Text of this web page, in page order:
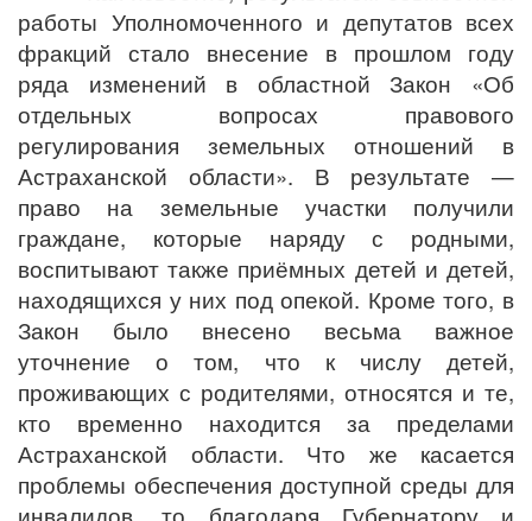
работы Уполномоченного и депутатов всех
фракций стало внесение в прошлом году
ряда изменений в областной Закон «Об
отдельных вопросах правового
регулирования земельных отношений в
Астраханской области». В результате —
право на земельные участки получили
граждане, которые наряду с родными,
воспитывают также приёмных детей и детей,
находящихся у них под опекой. Кроме того, в
Закон было внесено весьма важное
уточнение о том, что к числу детей,
проживающих с родителями, относятся и те,
кто временно находится за пределами
Астраханской области. Что же касается
проблемы обеспечения доступной среды для